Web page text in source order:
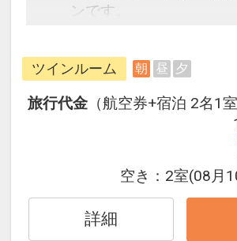
ンです。
できるダイナミックパッ
ら、一都市滞在はもちろ
にも最適！
旅行期間中の1泊だけの
泊・飛び泊なども自由
フライトは、安心の
JALグループ）確約！
ル50%貯まります。
オプションでレンタカー
ツインルーム 朝 昼 夕
旅行代金 （航空券+宿泊 2名1
空き： 2室(08月
詳細